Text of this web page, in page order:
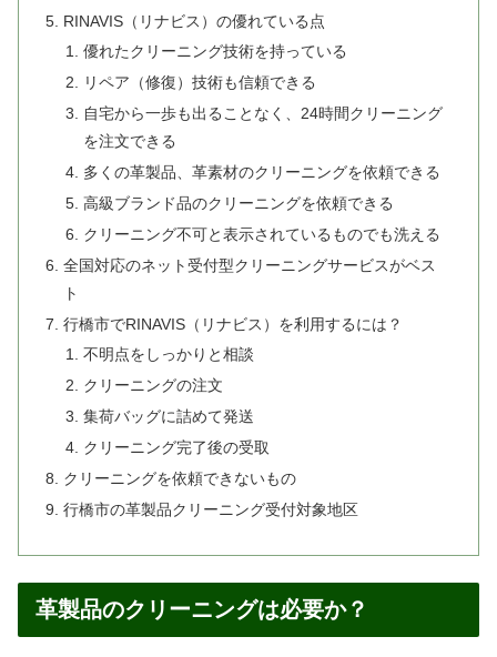
RINAVIS（リナビス）の優れている点
優れたクリーニング技術を持っている
リペア（修復）技術も信頼できる
自宅から一歩も出ることなく、24時間クリーニング
を注文できる
多くの革製品、革素材のクリーニングを依頼できる
高級ブランド品のクリーニングを依頼できる
クリーニング不可と表示されているものでも洗える
全国対応のネット受付型クリーニングサービスがベス
ト
行橋市でRINAVIS（リナビス）を利用するには？
不明点をしっかりと相談
クリーニングの注文
集荷バッグに詰めて発送
クリーニング完了後の受取
クリーニングを依頼できないもの
行橋市の革製品クリーニング受付対象地区
革製品のクリーニングは必要か？